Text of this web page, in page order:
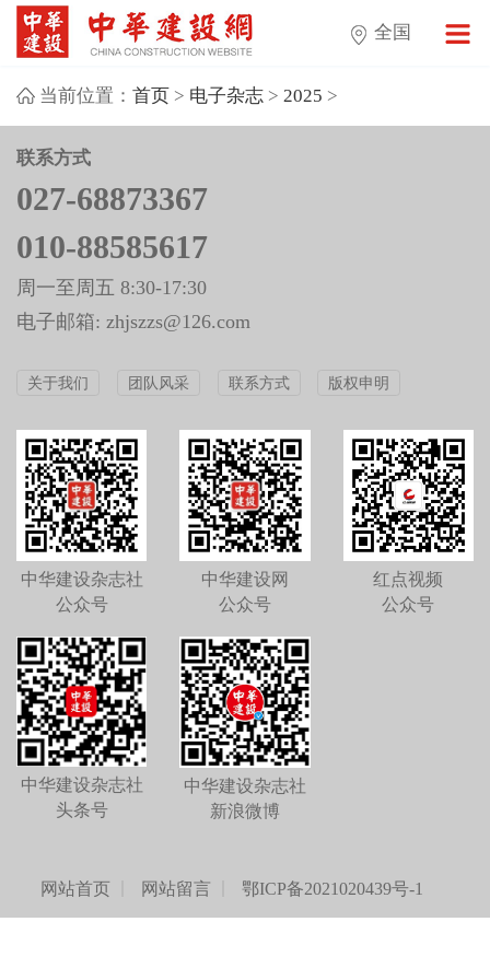
全国
当前位置： 首页> 电子杂志> 2025 >
联系方式
027-68873367
010-88585617
周一至周五 8:30-17:30
电子邮箱: zhjszzs@126.com
关于我们 团队风采 联系方式 版权申明
中华建设杂志社
公众号
中华建设网
公众号
红点视频
公众号
中华建设杂志社
头条号
中华建设杂志社
新浪微博
网站首页 网站留言 鄂ICP备2021020439号-1